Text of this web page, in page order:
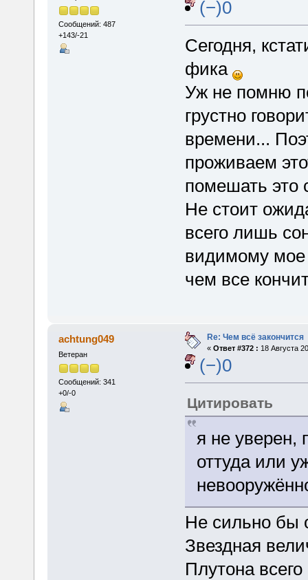
Сообщений: 487
+143/-21
(−)0
Сегодня,
фика
Уж не помню
грустно
времени...
проживаем
помешать это
Не стоит
всего лишь
видимому мое
чем все
achtung049
Ветеран
Сообщений: 341
+0/-0
Re: Чем всё закончится
« Ответ #372 : 18 Августа
(−)0
Цитировать
я не уверен,
оттуда или
Не сильно бы
Звездная
Плутона